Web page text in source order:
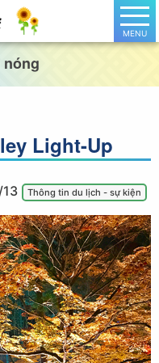
MENU
Light-Up
Thông tin du lịch - sự kiện